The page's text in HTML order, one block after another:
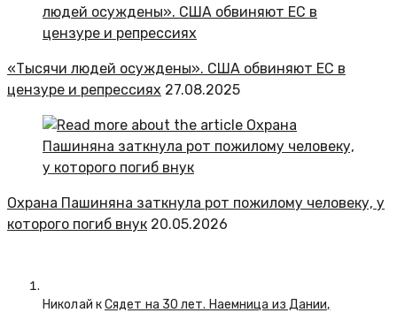
«Тысячи людей осуждены». США обвиняют ЕС в
цензуре и репрессиях 27.08.2025
Охрана Пашиняна заткнула рот пожилому человеку, у
которого погиб внук 20.05.2026
Николай кСядет на 30 лет. Наемница из Дании,